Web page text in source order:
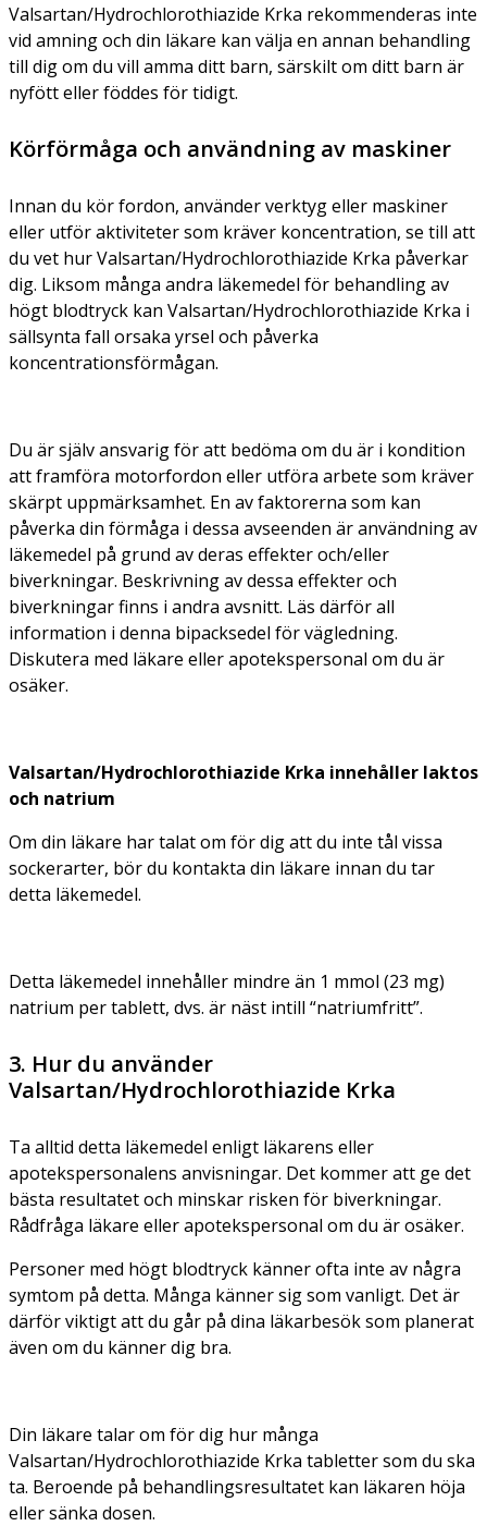
Valsartan/Hydrochlorothiazide Krka rekommenderas inte
vid amning och din läkare kan välja en annan behandling
till dig om du vill amma ditt barn, särskilt om ditt barn är
nyfött eller föddes för tidigt.
Körförmåga och användning av maskiner
Innan du kör fordon, använder verktyg eller maskiner
eller utför aktiviteter som kräver koncentration, se till att
du vet hur Valsartan/Hydrochlorothiazide Krka påverkar
dig. Liksom många andra läkemedel för behandling av
högt blodtryck kan Valsartan/Hydrochlorothiazide Krka i
sällsynta fall orsaka yrsel och påverka
koncentrationsförmågan.
Du är själv ansvarig för att bedöma om du är i kondition
att framföra motorfordon eller utföra arbete som kräver
skärpt uppmärksamhet. En av faktorerna som kan
påverka din förmåga i dessa avseenden är användning av
läkemedel på grund av deras effekter och/eller
biverkningar. Beskrivning av dessa effekter och
biverkningar finns i andra avsnitt. Läs därför all
information i denna bipacksedel för vägledning.
Diskutera med läkare eller apotekspersonal om du är
osäker.
Valsartan/Hydrochlorothiazide Krka innehåller laktos
och natrium
Om din läkare har talat om för dig att du inte tål vissa
sockerarter, bör du kontakta din läkare innan du tar
detta läkemedel.
Detta läkemedel innehåller mindre än 1 mmol (23 mg)
natrium per tablett, dvs. är näst intill “natriumfritt”.
3. Hur du använder
Valsartan/Hydrochlorothiazide Krka
Ta alltid detta läkemedel enligt läkarens eller
apotekspersonalens anvisningar. Det kommer att ge det
bästa resultatet och minskar risken för biverkningar.
Rådfråga läkare eller apotekspersonal om du är osäker.
Personer med högt blodtryck känner ofta inte av några
symtom på detta. Många känner sig som vanligt. Det är
därför viktigt att du går på dina läkarbesök som planerat
även om du känner dig bra.
Din läkare talar om för dig hur många
Valsartan/Hydrochlorothiazide Krka tabletter som du ska
ta. Beroende på behandlingsresultatet kan läkaren höja
eller sänka dosen.